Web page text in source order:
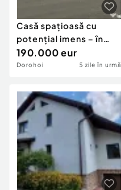
Casă spațioasă cu
potențial imens – în
inima orașulu
190.000 eur
Dorohoi 5 zile în urmă